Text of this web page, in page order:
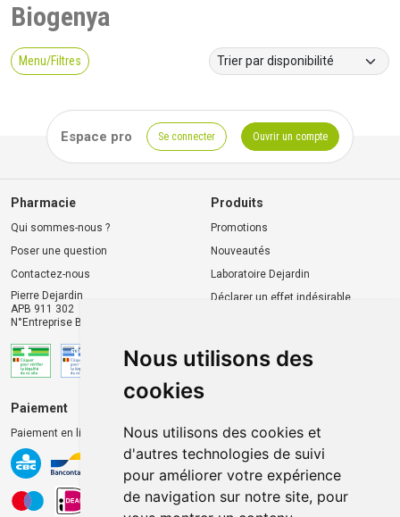
Nous utilisons des
cookies
Nous utilisons des cookies et
d'autres technologies de suivi
pour améliorer votre expérience
de navigation sur notre site, pour
Biogenya
Menu/Filtres
Espace pro Se connecter Ouvrir un compte
Pharmacie
Qui sommes-nous ?
Poser une question
Contactez-nous
Pierre Dejardin
APB 911 302
N°Entreprise BE0446.901.764
Produits
Promotions
Nouveautés
Laboratoire Dejardin
Déclarer un effet indésirable
Paiement
Paiement en ligne 100% sécurisé
Livraison chez vous
Livraison dans un Point
d’enlèvement
Retrait dans la pharmacie